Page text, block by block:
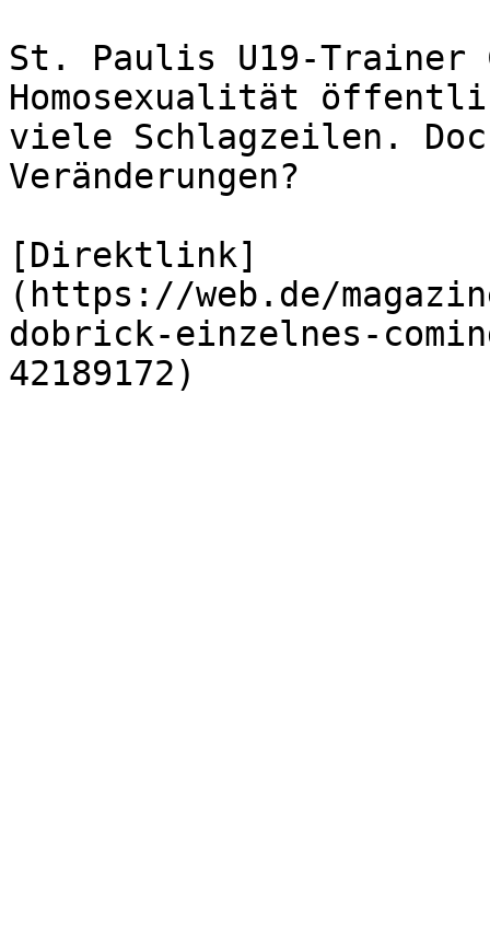
St. Paulis U19-
Homosexualität
viele Schlagzeilen.
Veränderungen?
[Direktlink]
(https://web.de/
dobrick-einzelnes-
42189172)